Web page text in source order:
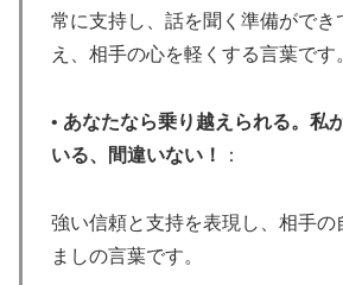
常に支持し、話を聞く準備ができ
え、相手の心を軽くする言葉です
• あなたなら乗り越えられる。私
いる、間違いない！
：
強い信頼と支持を表現し、相手の
ましの言葉です。